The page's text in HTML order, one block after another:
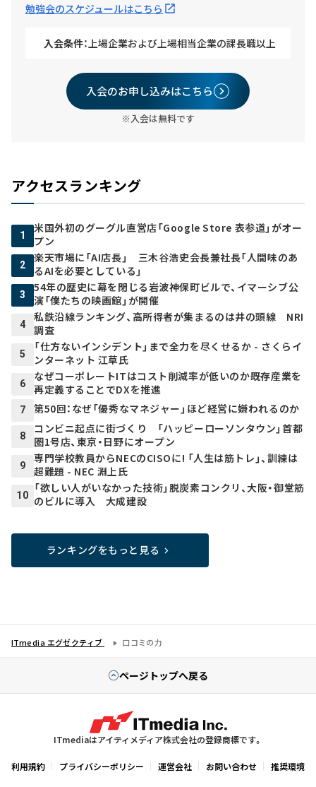
勉強会のスケジュールはこちら
入会条件： 上場企業および上場相当企業の課長職以上
入会のお申し込みはこちら
※入会は無料です
アクセスランキング
1
米国外初のグーグル直営店「Google Store 表参道」がオー
プン
2
楽天市場に「AI店長」 三木谷浩史会長兼社長「人間味のあ
るAIを必要としている」
3
54年の歴史に幕を閉じる岩波神保町ビルで、イマーシブ公
演「僕たちの映画館」が開催
4
私鉄沿線ランキング、高所得者が集まるのは井の頭線 NRI
調査
5
「仕方ないインシデント」まで全力を尽くせるか - さくらイ
ンターネット 江草氏
6
なぜコーポレートITはコスト削減率が低いのか――既存産業を
再定義することでDXを推進
7 第50回：なぜ「優秀なマネジャー」ほど経営に嫌われるのか
8
コンビニ起点に街づくり 「ハッピーローソンタウン」首都
圏1号店、東京・日野にオープン
9
専門学校教員からNECのCISOに! 「人生は筋トレ」、訓練は
超難題 - NEC 淵上氏
10
「欲しい人がいなかった技術」脱炭素コンクリ、大阪・御堂筋
のビルに導入 大成建設
ランキングをもっと見る
ITmedia エグゼクティブ 口コミの力
ページトップへ戻る
ITmediaはアイティメディア株式会社の登録商標です。
利用規約 プライバシーポリシー 運営会社 お問い合わせ 推奨環境